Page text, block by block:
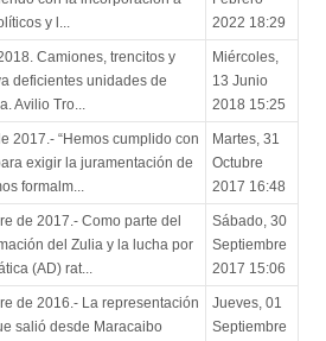
y l...
2022 18:29
Camiones, trencitos y
deficientes unidades de
Avilio Tro...
Miércoles,
13 Junio
2018 15:25
2017.- “Hemos cumplido con
exigir la juramentación de
formalm...
Martes, 31
Octubre
2017 16:48
de 2017.- Como parte del
del Zulia y la lucha por
(AD) rat...
Sábado, 30
Septiembre
2017 15:06
de 2016.- La representación
salió desde Maracaibo
Jueves, 01
Septiembre